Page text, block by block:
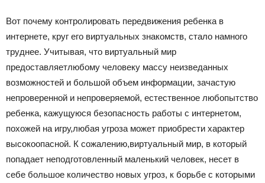
Вот почему контролировать передвижения ребенка в
интернете, круг его виртуальных знакомств, стало намного
труднее. Учитывая, что виртуальный мир
предоставляетлюбому человеку массу неизведанных
возможностей и большой объем информации, зачастую
непроверенной и непроверяемой, естественное любопытство
ребенка, кажущуюся безопасность работы с интернетом,
похожей на игру,любая угроза может приобрести характер
высокоопасной. К сожалению,виртуальный мир, в который
попадает неподготовленный маленький человек, несет в
себе большое количество новых угроз, к борьбе с которыми